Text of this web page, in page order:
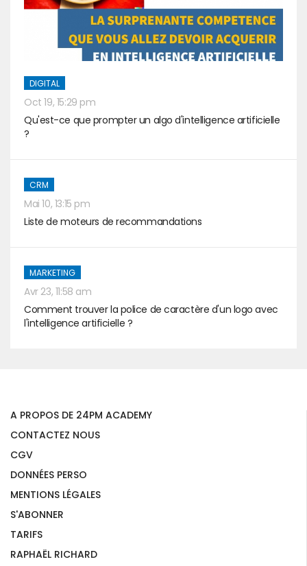
DIGITAL
Oct 19, 15:29 pm
Qu'est-ce que prompter un algo d'intelligence artificielle
?
CRM
Mai 10, 13:15 pm
Liste de moteurs de recommandations
MARKETING
Avr 23, 11:58 am
Comment trouver la police de caractère d'un logo avec
l'intelligence artificielle ?
A PROPOS DE 24PM ACADEMY
CONTACTEZ NOUS
CGV
DONNÉES PERSO
MENTIONS LÉGALES
S'ABONNER
TARIFS
RAPHAËL RICHARD